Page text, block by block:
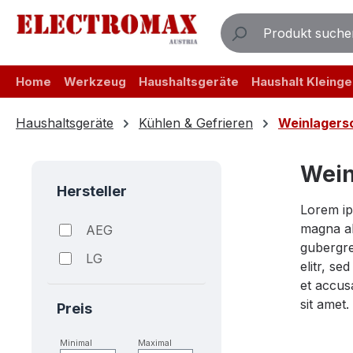
Hauptinhalt springen
Zur Suche springen
Zur Hauptnavigation springen
Home Werkzeug Haushaltsgeräte Haushalt
Haushaltsgeräte Kühlen & Gefrieren
Hersteller
AEG
LG
Preis
Minimal Maximal
Lorem
magna
elitr,
et
sit amet.